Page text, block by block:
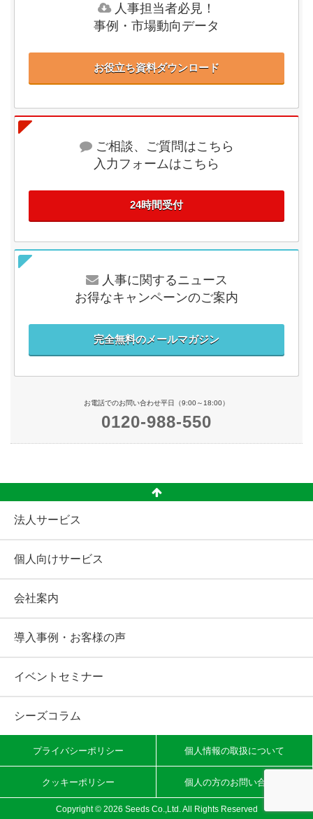
人事担当者必見！
事例・市場動向データ
お役立ち資料ダウンロード
ご相談、ご質問はこちら
入力フォームはこちら
24時間受付
人事に関するニュース
お得なキャンペーンのご案内
完全無料のメールマガジン
お電話でのお問い合わせ平日（9:00～18:00）
0120-988-550
法人サービス
個人向けサービス
会社案内
導入事例・お客様の声
イベントセミナー
シーズコラム
プライバシーポリシー 個人情報の取扱について
クッキーポリシー 個人の方のお問い合わせ
Copyright © 2026 Seeds Co.,Ltd. All Rights Reserved